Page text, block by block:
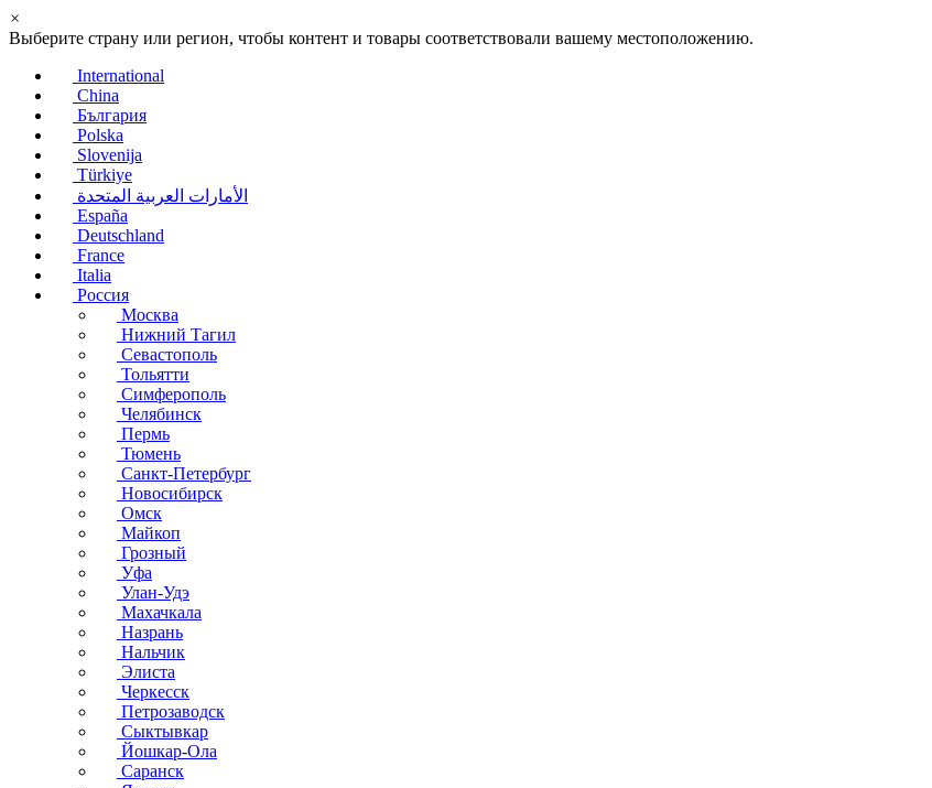
×
Выберите страну или регион, чтобы контент и товары соответствовали вашему местоположению.
International
China
България
Polska
Slovenija
Türkiye
الأمارات العربية المتحدة
España
Deutschland
France
Italia
Россия
Москва
Нижний Тагил
Севастополь
Тольятти
Симферополь
Челябинск
Пермь
Тюмень
Санкт-Петербург
Новосибирск
Омск
Майкоп
Грозный
Уфа
Улан-Удэ
Махачкала
Назрань
Нальчик
Элиста
Черкесск
Петрозаводск
Сыктывкар
Йошкар-Ола
Саранск